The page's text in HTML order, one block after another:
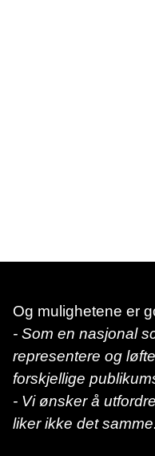
Og mulighetene er
- Som en nasjonal
representere og
forskjellige
- Vi ønsker å
liker ikke det